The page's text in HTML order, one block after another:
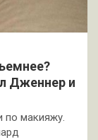
Дженнер и
по макияжу.